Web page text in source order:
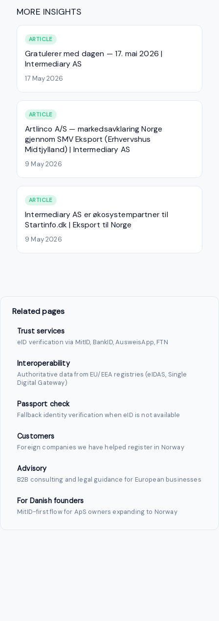
MORE INSIGHTS
ARTICLE
Gratulerer med dagen — 17. mai 2026 |
Intermediary AS
17 May 2026
ARTICLE
Artlinco A/S — markedsavklaring Norge
gjennom SMV Eksport (Erhvervshus
Midtjylland) | Intermediary AS
9 May 2026
ARTICLE
Intermediary AS er økosystempartner til
Startinfo.dk | Eksport til Norge
9 May 2026
Related pages
Trust services
eID verification via MitID, BankID, AusweisApp, FTN
Interoperability
Authoritative data from EU/EEA registries (eIDAS, Single
Digital Gateway)
Passport check
Fallback identity verification when eID is not available
Customers
Foreign companies we have helped register in Norway
Advisory
B2B consulting and legal guidance for European businesses
For Danish founders
MitID-first flow for ApS owners expanding to Norway